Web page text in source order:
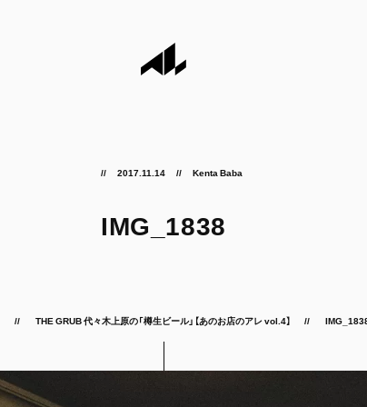
2017.11.14 Kenta Baba
IMG_1838
THE GRUB 代々木上原の「樽生ビール」【あのお店のアレ vol.4】